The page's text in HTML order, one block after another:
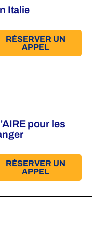
Italie
RÉSERVER UN
APPEL
pour les
RÉSERVER UN
APPEL